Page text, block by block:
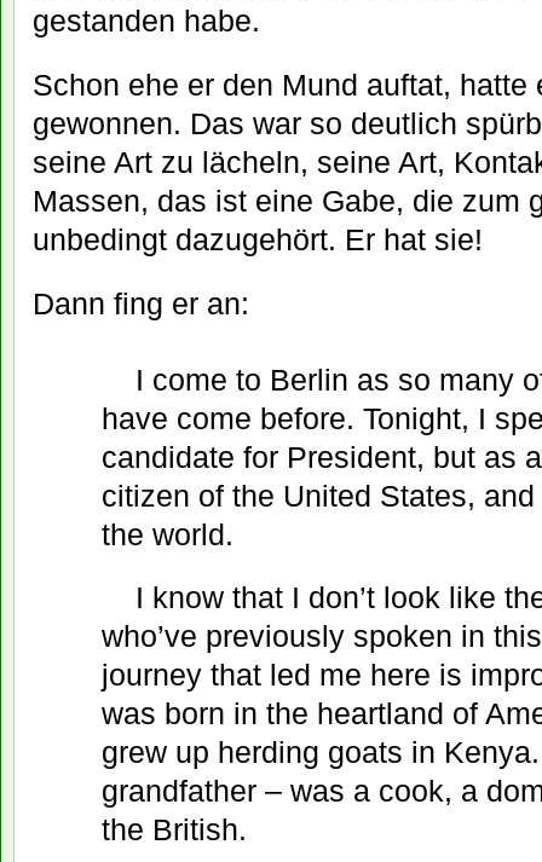
gestanden habe.
Schon ehe er den Mund auftat, hatte
gewonnen. Das war so deutlich
seine Art zu lächeln, seine Art,
Massen, das ist eine Gabe, die zum
unbedingt dazugehört. Er hat sie!
Dann fing er an:
I come to Berlin as so many
have come before. Tonight, I
candidate for President, but as
citizen of the United States,
the world.
I know that I don’t look like
who’ve previously spoken in
journey that led me here is
was born in the heartland of
grew up herding goats in
grandfather – was a cook, a
the British.